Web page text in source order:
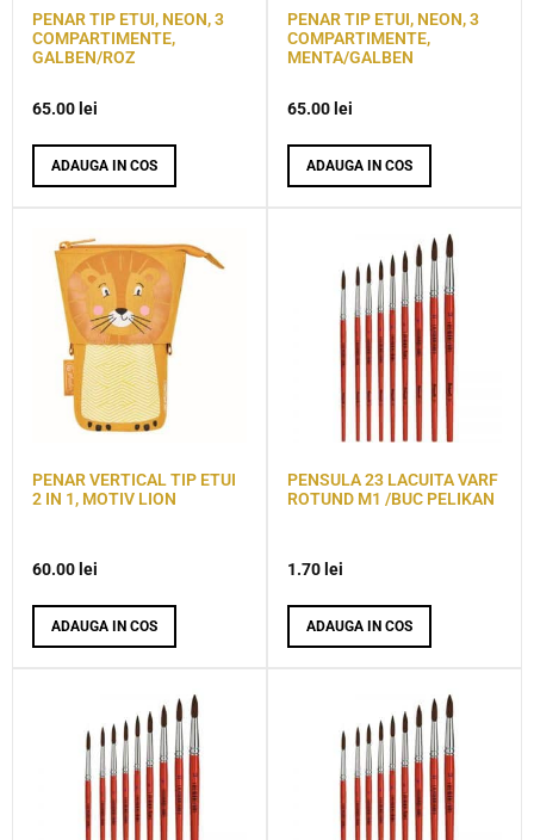
PENAR TIP ETUI, NEON, 3
COMPARTIMENTE,
GALBEN/ROZ
65.00 lei
ADAUGA IN COS
PENAR TIP ETUI, NEON, 3
COMPARTIMENTE,
MENTA/GALBEN
65.00 lei
ADAUGA IN COS
PENAR VERTICAL TIP ETUI
2 IN 1, MOTIV LION
60.00 lei
ADAUGA IN COS
PENSULA 23 LACUITA VARF
ROTUND M1 /BUC PELIKAN
1.70 lei
ADAUGA IN COS